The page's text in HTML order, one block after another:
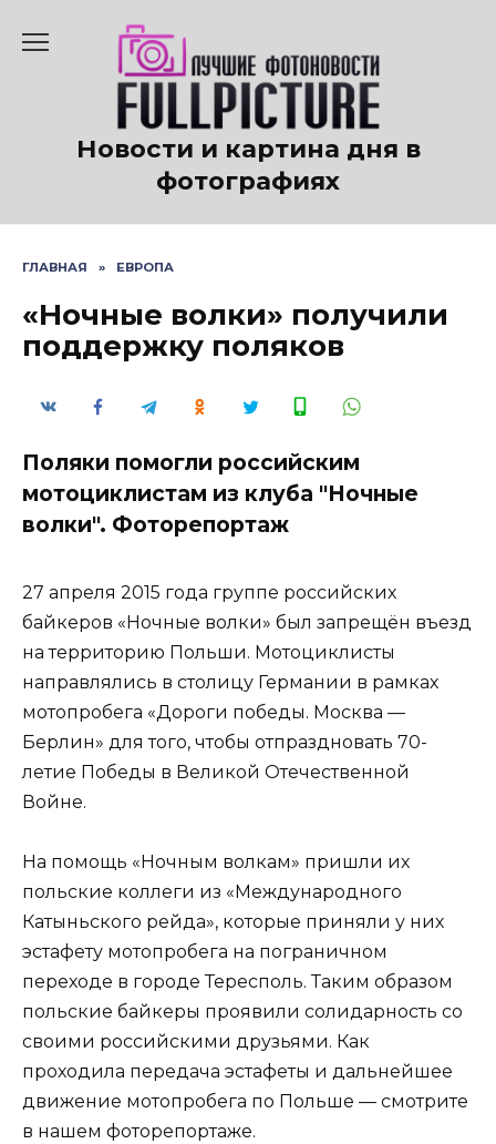
содержанию
Новости и картина дня в
фотографиях
ГЛАВНАЯ » ЕВРОПА
«Ночные волки» получили
поддержку поляков
Поляки помогли российским
мотоциклистам из клуба "Ночные
волки". Фоторепортаж
27 апреля 2015 года группе российских
байкеров «Ночные волки» был запрещён въезд
на территорию Польши. Мотоциклисты
направлялись в столицу Германии в рамках
мотопробега «Дороги победы. Москва —
Берлин» для того, чтобы отпраздновать 70-
летие Победы в Великой Отечественной
Войне.
На помощь «Ночным волкам» пришли их
польские коллеги из «Международного
Катыньского рейда», которые приняли у них
эстафету мотопробега на пограничном
переходе в городе Тересполь. Таким образом
польские байкеры проявили солидарность со
своими российскими друзьями. Как
проходила передача эстафеты и дальнейшее
движение мотопробега по Польше — смотрите
в нашем фоторепортаже.